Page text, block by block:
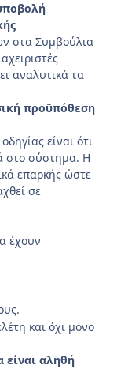
στα Συμβούλια
αναλυτικά τα
προϋπόθεση
είναι ότι
στο σύστημα. Η
επαρκής ώστε
σε
έχουν
και όχι μόνο
είναι αληθή